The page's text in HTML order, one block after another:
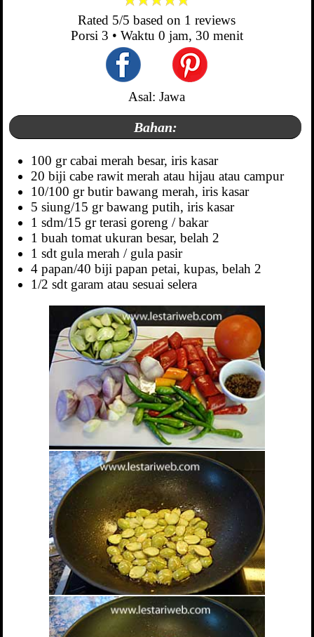
Rated 5/5 based on 1 reviews
Porsi 3 • Waktu 0 jam, 30 menit
Asal: Jawa
Bahan:
100 gr cabai merah besar, iris kasar
20 biji cabe rawit merah atau hijau atau campur
10/100 gr butir bawang merah, iris kasar
5 siung/15 gr bawang putih, iris kasar
1 sdm/15 gr terasi goreng / bakar
1 buah tomat ukuran besar, belah 2
1 sdt gula merah / gula pasir
4 papan/40 biji papan petai, kupas, belah 2
1/2 sdt garam atau sesuai selera